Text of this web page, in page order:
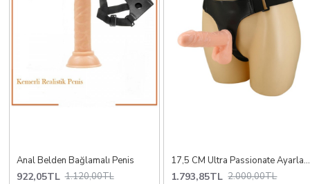
Anal Belden Bağlamalı Penis
922,05TL 1.120,00TL
17,5 CM Ultra Passionate Ayarlanabilir Strap-On Harness Dildo
1.793,85TL 2.000,00TL